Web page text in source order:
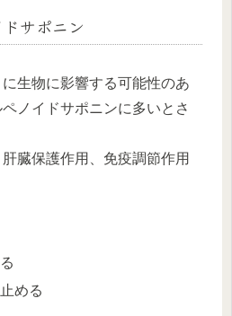
サポニン
生物に影響する可能性のあ
ノイドサポニンに多いとさ
臓保護作用、免疫調節作用
める